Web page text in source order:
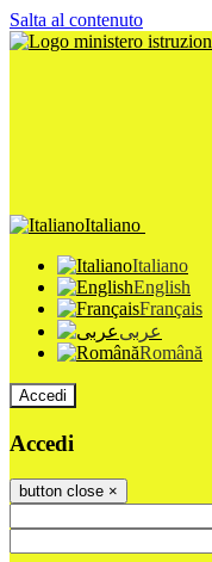
Salta al contenuto
Italiano
Italiano
English
Français
عربى
Română
Accedi
Accedi
button close ×